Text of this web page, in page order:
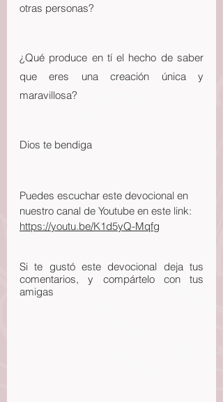
otras personas?
¿Qué produce en tí el hecho de saber
que eres una creación única y
maravillosa?
Dios te bendiga
Puedes escuchar este devocional en
nuestro canal de Youtube en este link:
https://youtu.be/K1d5yQ-Mqfg
Si te gustó este devocional deja tus
comentarios, y compártelo con tus
amigas